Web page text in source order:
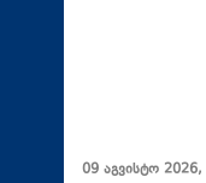
09 აგვისტო 2026,